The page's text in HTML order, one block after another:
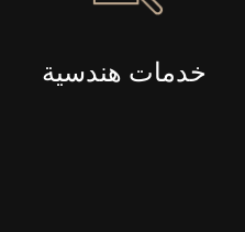
خدمات هندسية